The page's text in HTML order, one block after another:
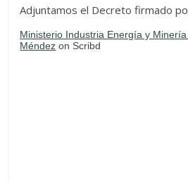
Adjuntamos el Decreto firmado
Ministerio Industria Energía y
Méndez on Scribd